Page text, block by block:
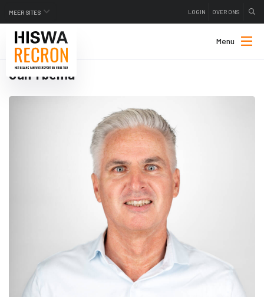
MEER SITES LOGIN OVER ONS
Menu
Jan Ybema